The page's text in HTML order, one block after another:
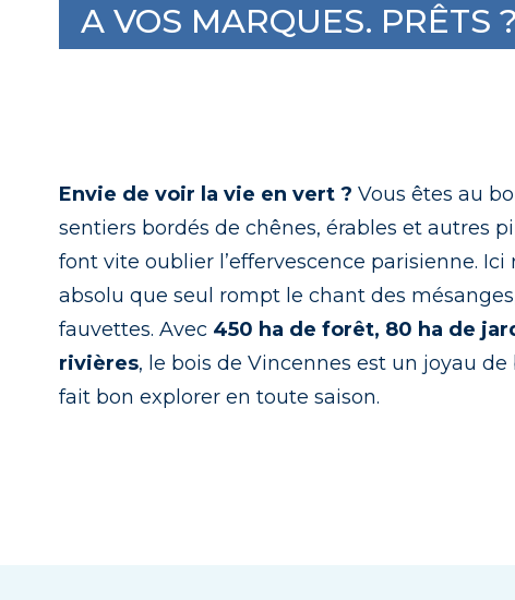
A VOS MARQUES. PRÊTS
Envie de voir la vie en vert ? Vous êtes au
sentiers bordés de chênes, érables et autres
font vite oublier l’effervescence parisienne.
absolu que seul rompt le chant des
fauvettes. Avec 450 ha de forêt, 80 ha de
rivières, le bois de Vincennes est un joyau de
fait bon explorer en toute saison.